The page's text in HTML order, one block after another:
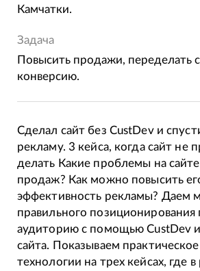
Камчатки.
Задача
Повысить продажи, переделать
конверсию.
Сделал сайт без CustDev и
рекламу. 3 кейса, когда сайт не
делать Какие проблемы на
продаж? Как можно повысить
эффективность рекламы? Даем
правильного
аудиторию с помощью CustDev
сайта. Показываем
технологии на трех кейсах, где в